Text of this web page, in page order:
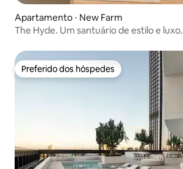
Apartamento ⋅ New Farm
The Hyde. Um santuário de estilo e luxo.
Preferido dos hóspedes
Preferido dos hóspedes